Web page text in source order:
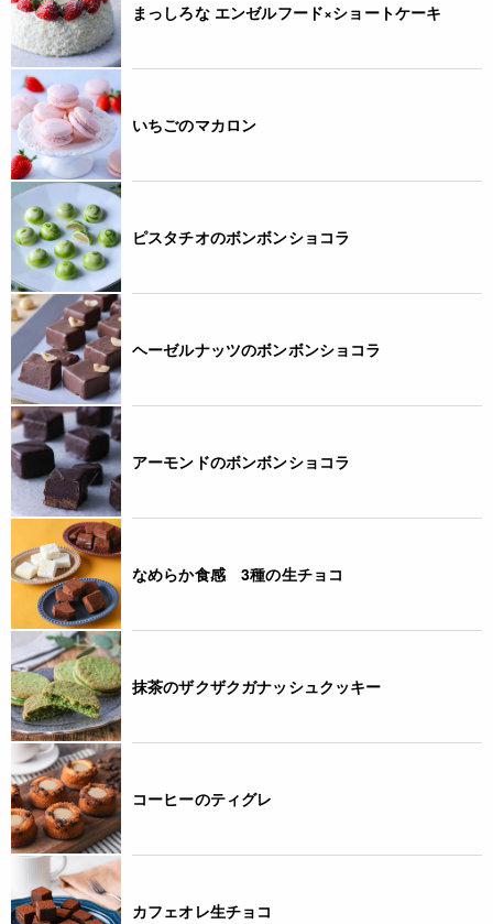
まっしろな エンゼルフード×ショートケーキ
いちごのマカロン
ピスタチオのボンボンショコラ
ヘーゼルナッツのボンボンショコラ
アーモンドのボンボンショコラ
なめらか食感 3種の生チョコ
抹茶のザクザクガナッシュクッキー
コーヒーのティグレ
カフェオレ生チョコ